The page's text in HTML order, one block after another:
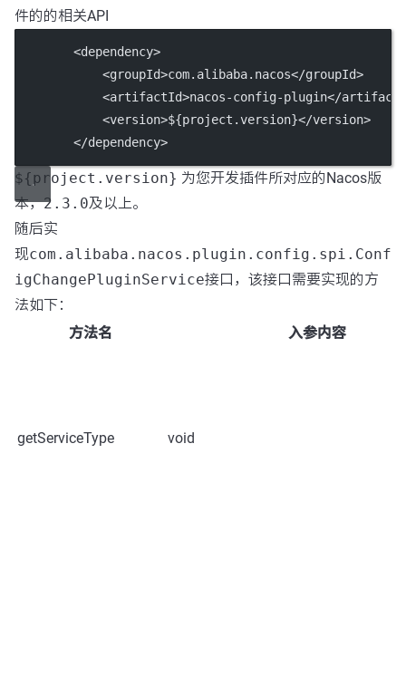
件的的相关API
        <
dependency>
            <
groupId>com.alibaba.nacos</groupId>
            <
artifactId>nacos-config-plugin</
            <
version>${project.version}</version>
        </
dependency>
${project.version} 为您开发插件所对应的Nacos版
本，2.3.0及以上。
随后实
现com.alibaba.nacos.plugin.config.spi.Conf
igChangePluginService接口，该接口需要实现的方
法如下：
方法名
入参内容
getServiceType void